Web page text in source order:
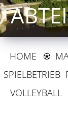
HOME B
SPIELBETRIEB
VOLLEYBALL